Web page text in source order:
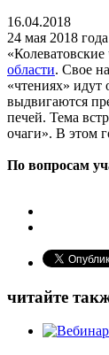
16.04.2018
24 мая 2018
области. Свое
«чтениях»
выдвигаются
печей. Тема
очаги». В этом
По вопросам
читайте